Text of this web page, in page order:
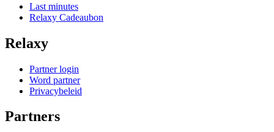
Last minutes
Relaxy Cadeaubon
Relaxy
Partner login
Word partner
Privacybeleid
Partners